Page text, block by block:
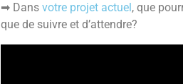
➡ Dans votre projet actuel , que
que de suivre et d’attendre?